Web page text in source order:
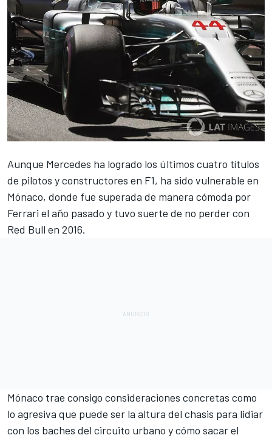
Aunque Mercedes ha logrado los últimos cuatro títulos
de pilotos y constructores en F1, ha sido vulnerable en
Mónaco, donde fue superada de manera cómoda por
Ferrari el año pasado y tuvo suerte de no perder con
Red Bull en 2016.
Mónaco trae consigo consideraciones concretas como
lo agresiva que puede ser la altura del chasis para lidiar
con los baches del circuito urbano y cómo sacar el